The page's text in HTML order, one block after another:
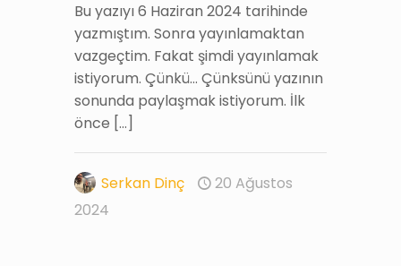
Bu yazıyı 6 Haziran 2024 tarihinde
yazmıştım. Sonra yayınlamaktan
vazgeçtim. Fakat şimdi yayınlamak
istiyorum. Çünkü… Çünksünü yazının
sonunda paylaşmak istiyorum. İlk
önce […]
Serkan Dinç
20 Ağustos
2024